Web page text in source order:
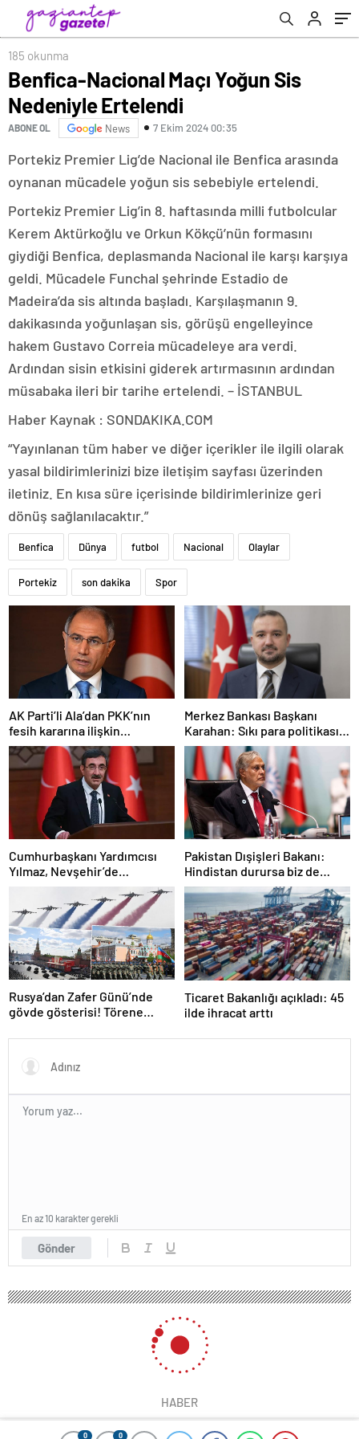
185 okunma
Benfica-Nacional Maçı Yoğun Sis
Nedeniyle Ertelendi
ABONE OL News 7 Ekim 2024 00:35
0 0
Portekiz Premier Lig’de Nacional ile Benfica arasında
oynanan mücadele yoğun sis sebebiyle ertelendi.
Portekiz Premier Lig’in 8. haftasında milli futbolcular
Kerem Aktürkoğlu ve Orkun Kökçü’nün formasını
giydiği Benfica, deplasmanda Nacional ile karşı karşıya
geldi. Mücadele Funchal şehrinde Estadio de
Madeira’da sis altında başladı. Karşılaşmanın 9.
dakikasında yoğunlaşan sis, görüşü engelleyince
hakem Gustavo Correia mücadeleye ara verdi.
Ardından sisin etkisini giderek artırmasının ardından
müsabaka ileri bir tarihe ertelendi. – İSTANBUL
Haber Kaynak : SONDAKIKA.COM
“Yayınlanan tüm haber ve diğer içerikler ile ilgili olarak
yasal bildirimlerinizi bize iletişim sayfası üzerinden
iletiniz. En kısa süre içerisinde bildirimlerinize geri
dönüş sağlanılacaktır.”
Benfica Dünya futbol Nacional Olaylar
Portekiz son dakika Spor
AK Parti’li Ala’dan PKK’nın
fesih kararına ilişkin
açıklama: Pazarlık söz konusu
değildir
Merkez Bankası Başkanı
Karahan: Sıkı para politikası
duruşumuz sürecek
Cumhurbaşkanı Yardımcısı
Yılmaz, Nevşehir’de
temaslarda bulundu! ‘Hiç
kimsenin tereddütü olmasın’
Pakistan Dışişleri Bakanı:
Hindistan durursa biz de
duracağız
Rusya’dan Zafer Günü’nde
gövde gösterisi! Törene
Ticaret Bakanlığı açıkladı: 45
ilde ihracat arttı
Gönder
En az 10 karakter gerekli
HABER